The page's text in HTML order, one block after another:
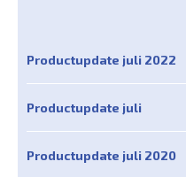
Productupdate juli 2022
Productupdate juli
Productupdate juli 2020